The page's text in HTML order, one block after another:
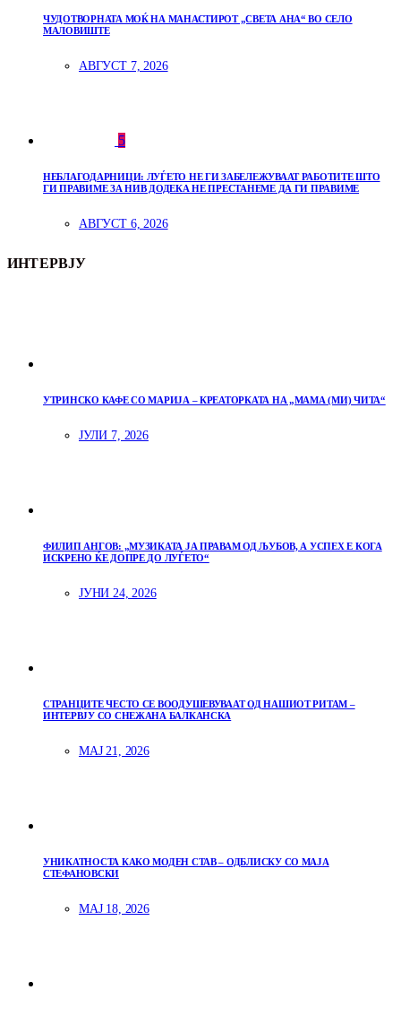
ЧУДОТВОРНАТА МОЌ НА МАНАСТИРОТ „СВЕТА АНА“ ВО СЕЛО
МАЛОВИШТЕ
АВГУСТ 7, 2026
5
НЕБЛАГОДАРНИЦИ: ЛУЃЕТО НЕ ГИ ЗАБЕЛЕЖУВААТ РАБОТИТЕ ШТО
ГИ ПРАВИМЕ ЗА НИВ ДОДЕКА НЕ ПРЕСТАНЕМЕ ДА ГИ ПРАВИМЕ
АВГУСТ 6, 2026
ИНТЕРВЈУ
УТРИНСКО КАФЕ СО МАРИЈА – КРЕАТОРКАТА НА „МАМА (МИ) ЧИТА“
ЈУЛИ 7, 2026
ФИЛИП АНГОВ: „МУЗИКАТА ЈА ПРАВАМ ОД ЉУБОВ, А УСПЕХ Е КОГА
ИСКРЕНО ЌЕ ДОПРЕ ДО ЛУЃЕТО“
ЈУНИ 24, 2026
СТРАНЦИТЕ ЧЕСТО СЕ ВООДУШЕВУВААТ ОД НАШИОТ РИТАМ –
ИНТЕРВЈУ СО СНЕЖАНА БАЛКАНСКА
МАЈ 21, 2026
УНИКАТНОСТА КАКО МОДЕН СТАВ – ОДБЛИСКУ СО МАЈА
СТЕФАНОВСКИ
МАЈ 18, 2026